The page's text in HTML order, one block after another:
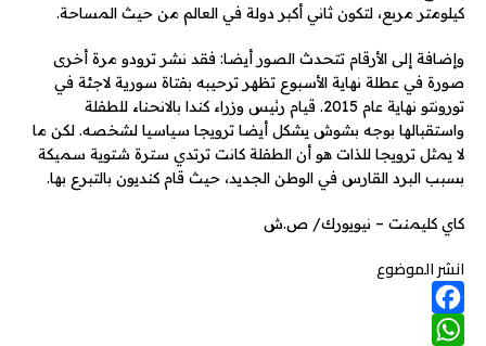
كيلومتر مربع، لتكون ثاني أكبر دولة في العالم من حيث المساحة.
وإضافة إلى الأرقام تتحدث الصور أيضا: فقد نشر ترودو مرة أخرى
صورة في عطلة نهاية الأسبوع تظهر ترحيبه بفتاة سورية لاجئة في
تورونتو نهاية عام 2015. قيام رئيس وزراء كندا بالانحناء للطفلة
واستقبالها بوجه بشوش يشكل أيضا ترويجا سياسيا لشخصه. لكن ما
لا يمثل ترويجا للذات هو أن الطفلة كانت ترتدي سترة شتوية سميكة
بسبب البرد القارس في الوطن الجديد، حيث قام كنديون بالتبرع بها.
كاي كليمنت – نيويورك/ ص.ش
انشر الموضوع
F